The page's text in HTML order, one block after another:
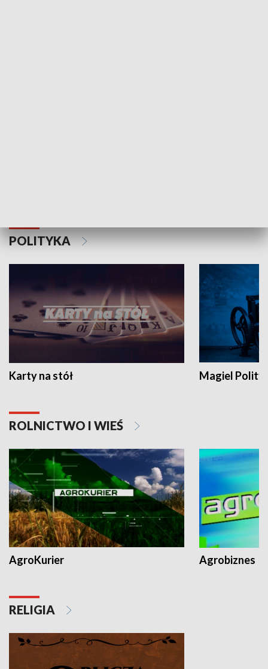
POLITYKA
Karty na stół Magiel
ROLNICTWO I WIEŚ
AgroKurier Agrobiznes
RELIGIA